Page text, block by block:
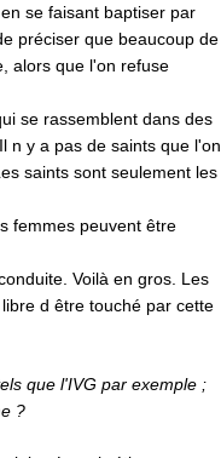
se faisant baptiser par
préciser que beaucoup de
alors que l'on refuse
se rassemblent dans des
n y a pas de saints que l'on
saints sont seulement les
femmes peuvent être
Voilà en gros. Les
d être touché par cette
que l'IVG par exemple ;
?